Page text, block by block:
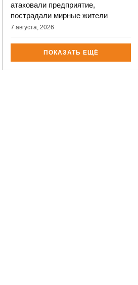
атаковали предприятие,
пострадали мирные жители
7 августа, 2026
ПОКАЗАТЬ ЕЩЁ